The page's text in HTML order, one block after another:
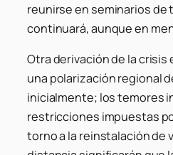
reunirse en seminarios
continuará, aunque en
Otra derivación de la crisis
una polarización regional
inicialmente; los temores
restricciones impuestas
torno a la reinstalación de